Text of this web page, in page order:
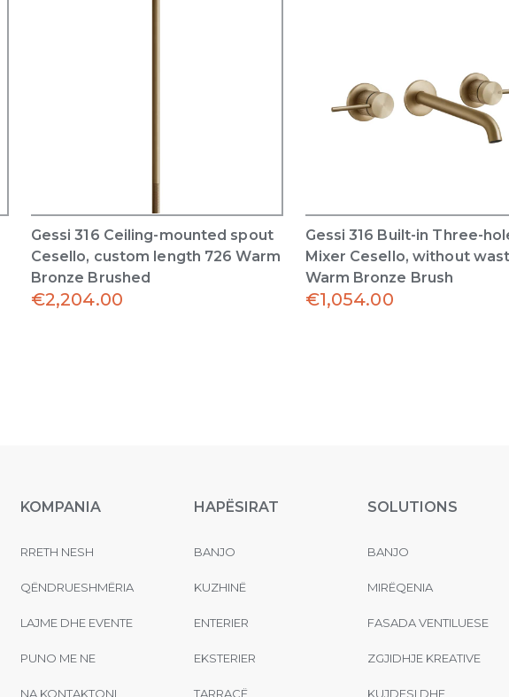
Gessi 316 Ceiling-mounted spout
Cesello, custom length 726 Warm
Bronze Brushed
€2,204.00
Gessi 316 Built-in Three-
Mixer Cesello, without
Warm Bronze Brush
€1,054.00
KOMPANIA
RRETH NESH
QËNDRUESHMËRIA
LAJME DHE EVENTE
PUNO ME NE
NA KONTAKTONI
HAPËSIRAT
BANJO
KUZHINË
ENTERIER
EKSTERIER
TARRACË
SOLUTIONS
BANJO
MIRËQENIA
FASADA VENTILUESE
ZGJIDHJE KREATIVE
KUJDESI DHE